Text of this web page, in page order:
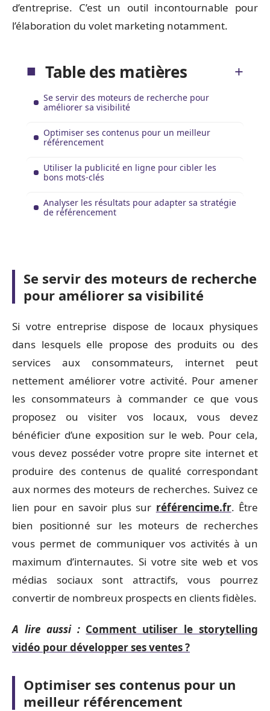
d’entreprise. C’est un outil incontournable pour
l’élaboration du volet marketing notamment.
Table des matières
Se servir des moteurs de recherche pour
améliorer sa visibilité
Optimiser ses contenus pour un meilleur
référencement
Utiliser la publicité en ligne pour cibler les
bons mots-clés
Analyser les résultats pour adapter sa stratégie
de référencement
Se servir des moteurs de recherche
pour améliorer sa visibilité
Si votre entreprise dispose de locaux physiques
dans lesquels elle propose des produits ou des
services aux consommateurs, internet peut
nettement améliorer votre activité. Pour amener
les consommateurs à commander ce que vous
proposez ou visiter vos locaux, vous devez
bénéficier d’une exposition sur le web. Pour cela,
vous devez posséder votre propre site internet et
produire des contenus de qualité correspondant
aux normes des moteurs de recherches. Suivez ce
lien pour en savoir plus sur référencime.fr. Être
bien positionné sur les moteurs de recherches
vous permet de communiquer vos activités à un
maximum d’internautes. Si votre site web et vos
médias sociaux sont attractifs, vous pourrez
convertir de nombreux prospects en clients fidèles.
A lire aussi : Comment utiliser le storytelling
vidéo pour développer ses ventes ?
Optimiser ses contenus pour un
meilleur référencement